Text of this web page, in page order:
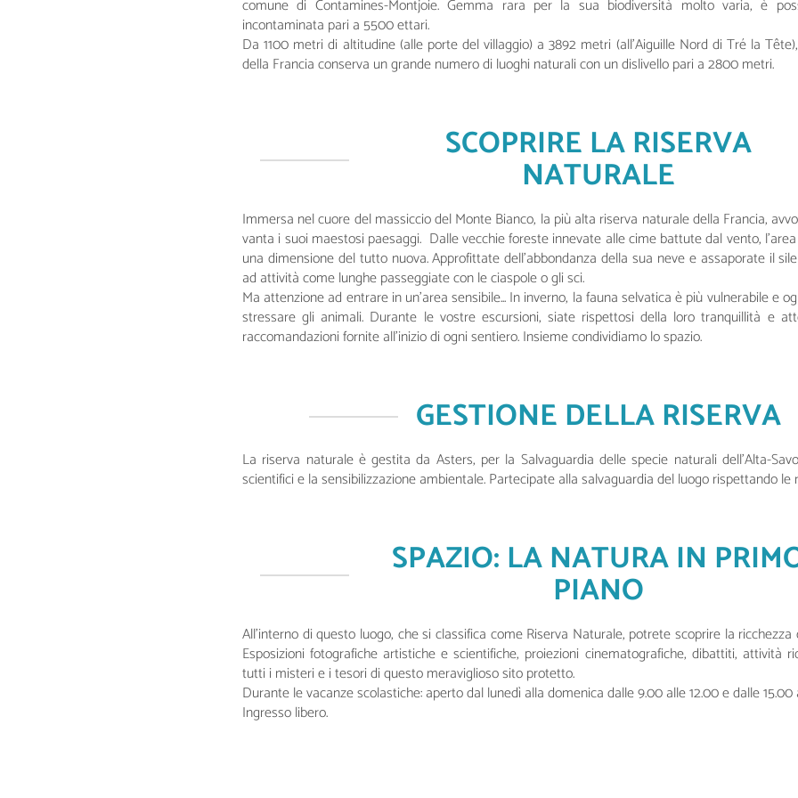
comune di Contamines-Montjoie. Gemma rara per la sua biodiversità molto varia, è
incontaminata pari a 5500 ettari.
Da 1100 metri di altitudine (alle porte del villaggio) a 3892 metri (all'Aiguille Nord di Tré la
della Francia conserva un grande numero di luoghi naturali con un dislivello pari a 2800 metri.
SCOPRIRE LA RISERVA
NATURALE
Immersa nel cuore del massiccio del Monte Bianco, la più alta riserva naturale della Francia,
vanta i suoi maestosi paesaggi. Dalle vecchie foreste innevate alle cime battute dal vento,
una dimensione del tutto nuova. Approfittate dell’abbondanza della sua neve e assaporate il
ad attività come lunghe passeggiate con le ciaspole o gli sci.
Ma attenzione ad entrare in un'area sensibile... In inverno, la fauna selvatica è più vulnerabile e
stressare gli animali. Durante le vostre escursioni, siate rispettosi della loro tranquillità e
raccomandazioni fornite all’inizio di ogni sentiero. Insieme condividiamo lo spazio.
GESTIONE DELLA RISERVA
La riserva naturale è gestita da Asters, per la Salvaguardia delle specie naturali dell’Alta-
scientifici e la sensibilizzazione ambientale. Partecipate alla salvaguardia del luogo rispettando le
SPAZIO: LA NATURA IN
PIANO
All’interno di questo luogo, che si classifica come Riserva Naturale, potrete scoprire la
Esposizioni fotografiche artistiche e scientifiche, proiezioni cinematografiche, dibattiti, attività
tutti i misteri e i tesori di questo meraviglioso sito protetto.
Durante le vacanze scolastiche: aperto dal lunedì alla domenica dalle 9.00 alle 12.00 e dalle 15.00
Ingresso libero.